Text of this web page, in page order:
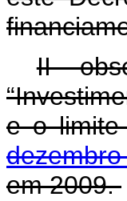
II -
e o
em 2009.